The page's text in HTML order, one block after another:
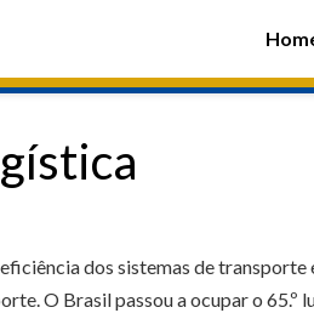
dos sistemas de
O Brasil passou a ocupar o 65.º